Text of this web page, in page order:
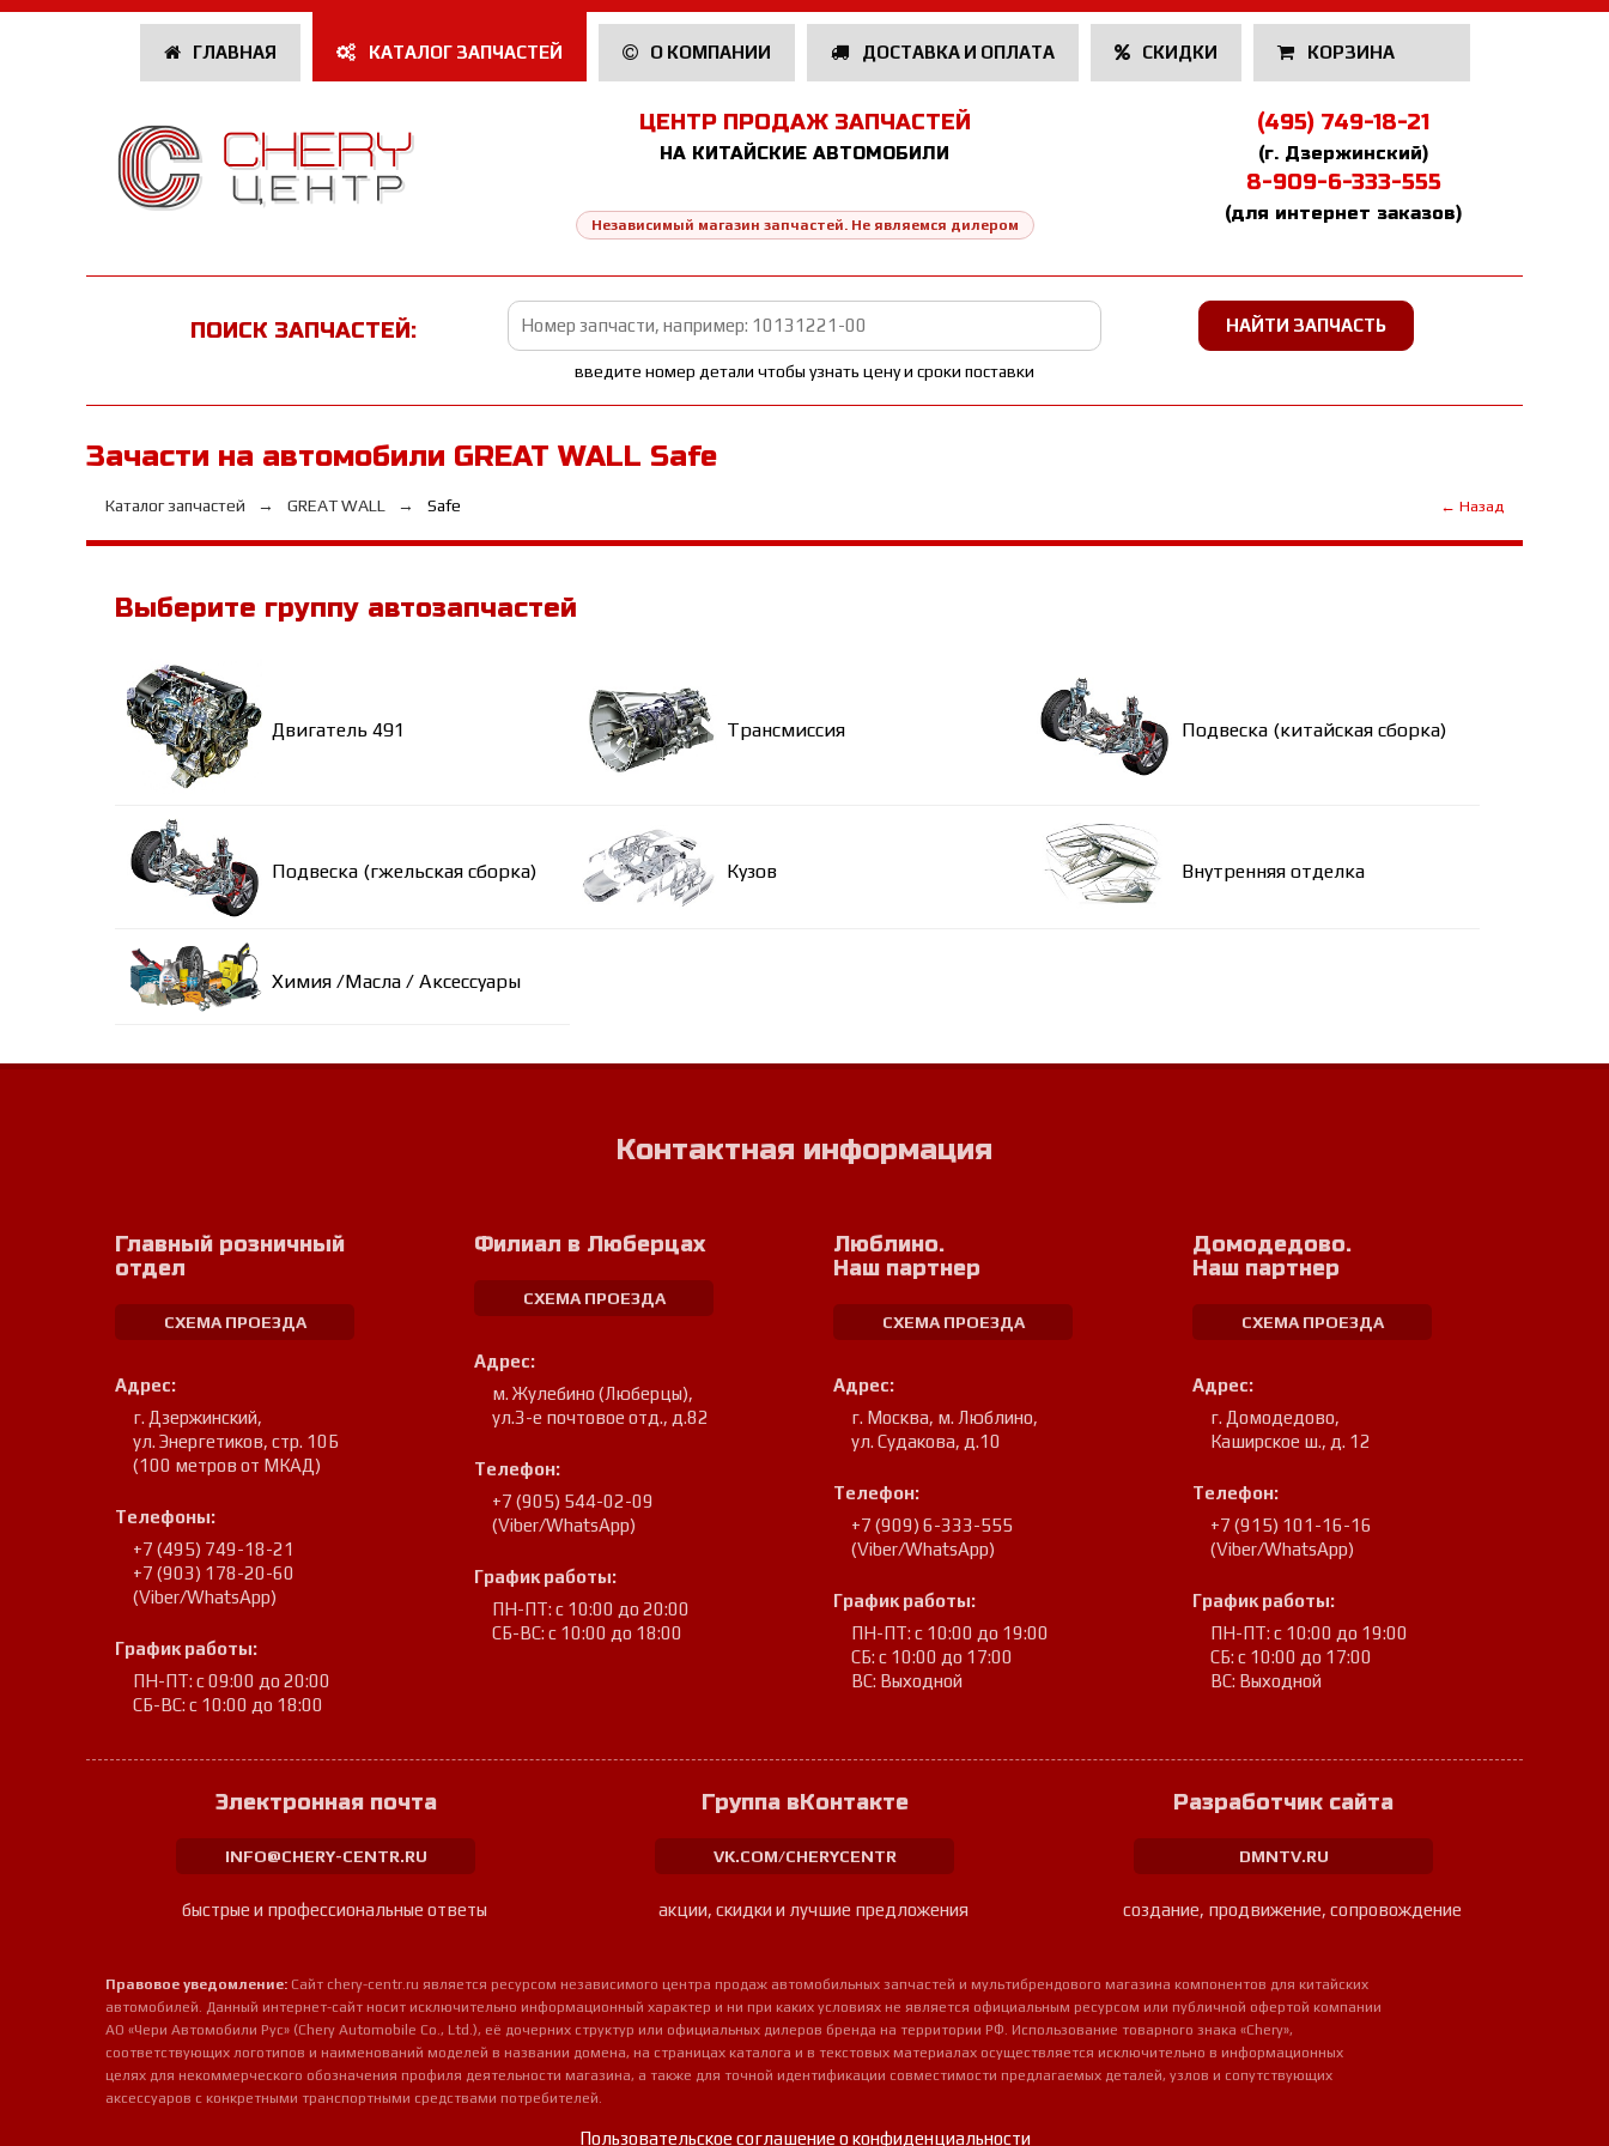
ГЛАВНАЯ КАТАЛОГ ЗАПЧАСТЕЙ О КОМПАНИИ ДОСТАВКА И ОПЛАТА СКИДКИ КОРЗИНА
ЦЕНТР ПРОДАЖ ЗАПЧАСТЕЙ
НА КИТАЙСКИЕ АВТОМОБИЛИ
Независимый магазин запчастей. Не являемся дилером
(495) 749-18-21
(г. Дзержинский)
8-909-6-333-555
(для интернет заказов)
ПОИСК ЗАПЧАСТЕЙ:
введите номер детали чтобы узнать цену и сроки поставки
Зачасти на автомобили GREAT WALL Safe
Каталог запчастей GREAT WALL Safe ← Назад
Выберите группу автозапчастей
Двигатель 491 Трансмиссия Подвеска (китайская сборка)
Подвеска (гжельская сборка) Кузов Внутренняя отделка
Химия /Масла / Аксессуары
Контактная информация
Главный розничный
отдел
СХЕМА ПРОЕЗДА
Адрес:
г. Дзержинский,
ул. Энергетиков, стр. 10Б
(100 метров от МКАД)
Телефоны:
+7 (495) 749-18-21
+7 (903) 178-20-60
(Viber/WhatsApp)
График работы:
ПН-ПТ: с 09:00 до 20:00
СБ-ВС: с 10:00 до 18:00
Филиал в Люберцах
СХЕМА ПРОЕЗДА
Адрес:
м. Жулебино (Люберцы),
ул.3-е почтовое отд., д.82
Телефон:
+7 (905) 544-02-09
(Viber/WhatsApp)
График работы:
ПН-ПТ: с 10:00 до 20:00
СБ-ВС: с 10:00 до 18:00
Люблино.
Наш партнер
СХЕМА ПРОЕЗДА
Адрес:
г. Москва, м. Люблино,
ул. Судакова, д.10
Телефон:
+7 (909) 6-333-555
(Viber/WhatsApp)
График работы:
ПН-ПТ: с 10:00 до 19:00
СБ: с 10:00 до 17:00
ВС: Выходной
Домодедово.
Наш партнер
СХЕМА ПРОЕЗДА
Адрес:
г. Домодедово,
Каширское ш., д. 12
Телефон:
+7 (915) 101-16-16
(Viber/WhatsApp)
График работы:
ПН-ПТ: с 10:00 до 19:00
СБ: с 10:00 до 17:00
ВС: Выходной
Электронная почта
INFO@CHERY-CENTR.RU
быстрые и профессиональные ответы
Группа вКонтакте
VK.COM/CHERYCENTR
акции, скидки и лучшие предложения
Разработчик сайта
DMNTV.RU
создание, продвижение, сопровождение
Правовое уведомление: Сайт chery-centr.ru является ресурсом независимого центра продаж автомобильных запчастей и мультибрендового магазина компонентов для китайских
автомобилей. Данный интернет-сайт носит исключительно информационный характер и ни при каких условиях не является официальным ресурсом или публичной офертой компании
АО «Чери Автомобили Рус» (Chery Automobile Co., Ltd.), её дочерних структур или официальных дилеров бренда на территории РФ. Использование товарного знака «Chery»,
соответствующих логотипов и наименований моделей в названии домена, на страницах каталога и в текстовых материалах осуществляется исключительно в информационных
целях для некоммерческого обозначения профиля деятельности магазина, а также для точной идентификации совместимости предлагаемых деталей, узлов и сопутствующих
аксессуаров с конкретными транспортными средствами потребителей.
Пользовательское соглашение о конфиденциальности